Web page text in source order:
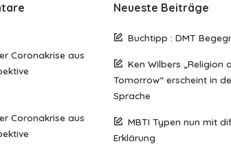
Coronakrise aus
Coronakrise aus
Neueste Beiträge
Buchtipp : DMT
Ken Wilbers „Religion
Tomorrow“ erscheint in
Sprache
MBTI Typen nun mit
Erklärung